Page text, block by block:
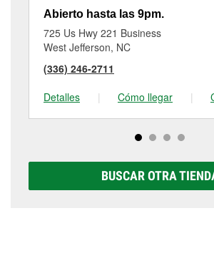
Abierto hasta las 9pm.
725 Us Hwy 221 Business
West Jefferson, NC
(336) 246-2711
Detalles
| Cómo llegar |
BUSCAR OTRA